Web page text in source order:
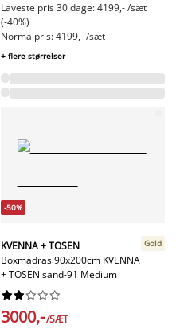
Laveste pris 30 dage: 4199,- /sæt
(-40%)
Normalpris: 4199,- /sæt
+ flere størrelser
-50%
KVENNA + TOSEN
Boxmadras 90x200cm KVENNA
+ TOSEN sand-91 Medium
Gold






3000,-/SÆT